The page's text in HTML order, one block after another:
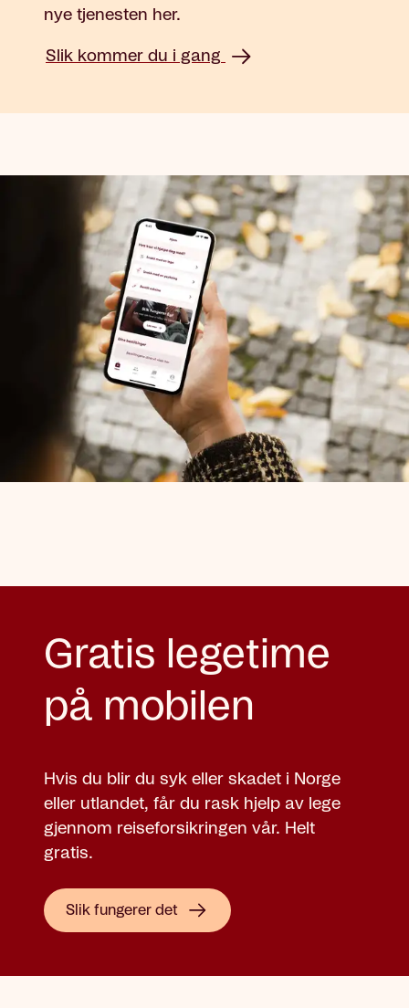
nye tjenesten her.
Slik kommer du i gang
Gratis legetime
på mobilen
Hvis du blir du syk eller skadet i Norge
eller utlandet, får du rask hjelp av lege
gjennom reiseforsikringen vår. Helt
gratis.
Slik fungerer det